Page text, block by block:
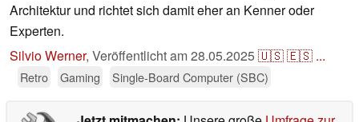
Architektur und richtet sich damit eher an Kenner oder
Experten.
Silvio Werner, Veröffentlicht am28.05.2025🇺🇸🇪🇸 ...
Retro Gaming Single-Board Computer (SBC)